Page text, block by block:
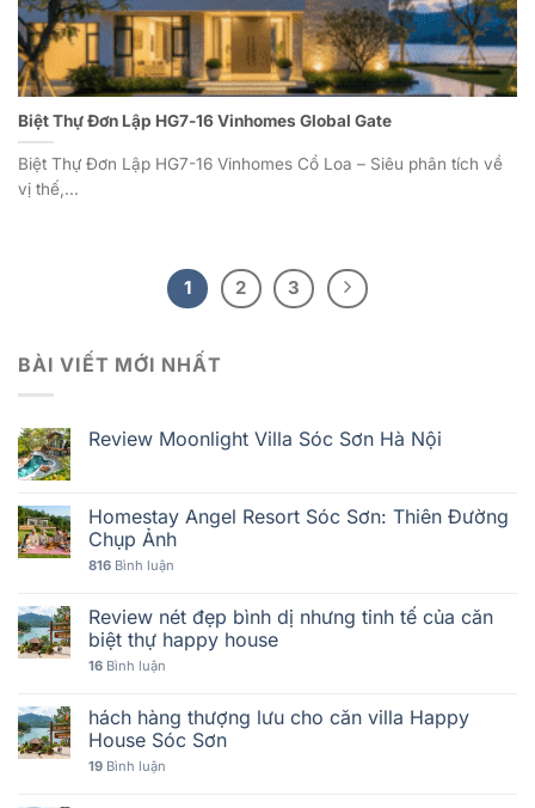
Biệt Thự Đơn Lập HG7-16 Vinhomes Global Gate
Biệt Thự Đơn Lập HG7-16 Vinhomes Cổ Loa – Siêu phân tích về
vị thế,...
1 2 3
BÀI VIẾT MỚI NHẤT
Review Moonlight Villa Sóc Sơn Hà Nội
Homestay Angel Resort Sóc Sơn: Thiên Đường
Chụp Ảnh
816 Bình luận
Review nét đẹp bình dị nhưng tinh tế của căn
biệt thự happy house
16 Bình luận
hách hàng thượng lưu cho căn villa Happy
House Sóc Sơn
19 Bình luận